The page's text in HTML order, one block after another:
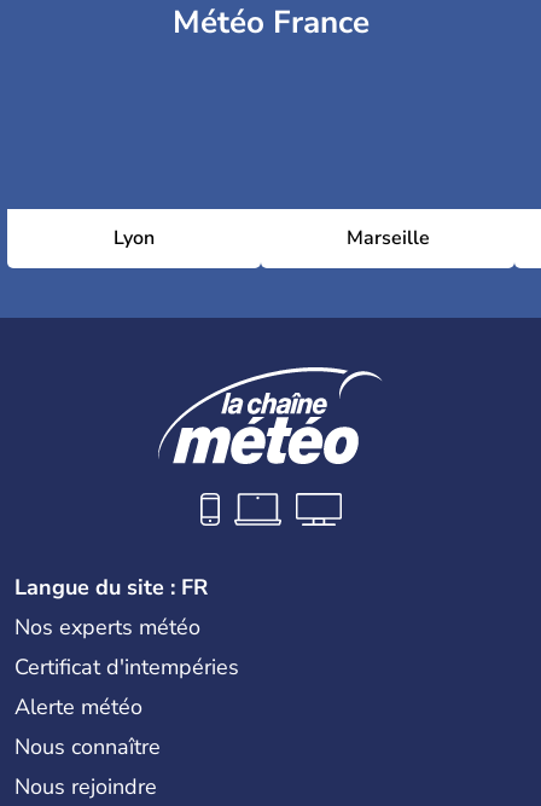
Météo France
Lyon Marseille
Langue du site : FR
Nos experts météo
Certificat d'intempéries
Alerte météo
Nous connaître
Nous rejoindre